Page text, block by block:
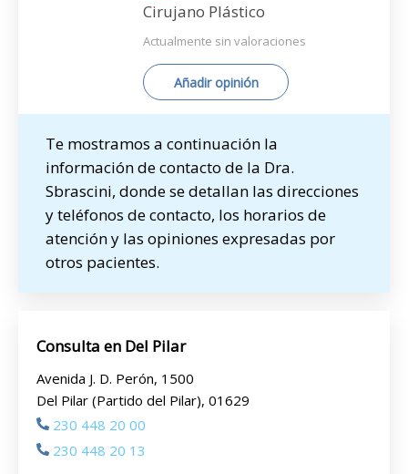
Cirujano Plástico
Actualmente sin valoraciones
Añadir opinión
Te mostramos a continuación la
información de contacto de la Dra.
Sbrascini, donde se detallan las direcciones
y teléfonos de contacto, los horarios de
atención y las opiniones expresadas por
otros pacientes.
Consulta en Del Pilar
Avenida J. D. Perón, 1500
Del Pilar (Partido del Pilar), 01629
230 448 20 00
230 448 20 13